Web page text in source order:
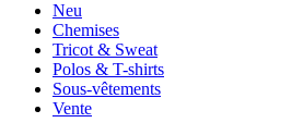
Neu
Chemises
Tricot & Sweat
Polos & T-shirts
Sous-vêtements
Vente